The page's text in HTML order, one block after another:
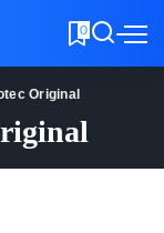
0
Original